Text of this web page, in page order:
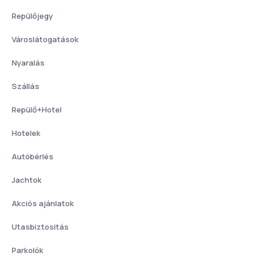
Repülőjegy
Városlátogatások
Nyaralás
Szállás
Repülő+Hotel
Hotelek
Autóbérlés
Jachtok
Akciós ajánlatok
Utasbiztositás
Parkolók